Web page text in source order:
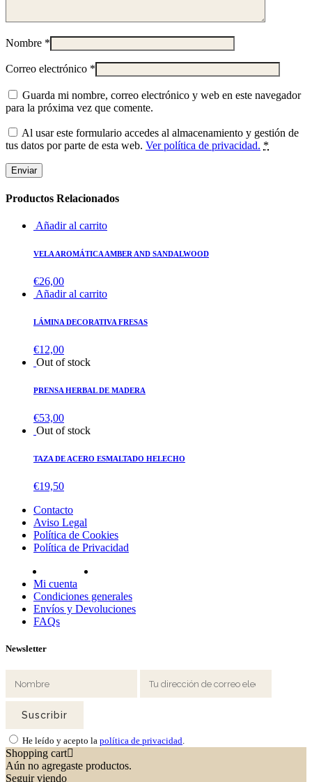
Nombre *
Correo electrónico *
Guarda mi nombre, correo electrónico y web en este navegador
para la próxima vez que comente.
Al usar este formulario accedes al almacenamiento y gestión de
tus datos por parte de esta web. Ver política de privacidad. *
Productos Relacionados
Añadir al carrito
VELA AROMÁTICA AMBER AND SANDALWOOD
€26,00
Añadir al carrito
LÁMINA DECORATIVA FRESAS
€12,00
Out of stock
PRENSA HERBAL DE MADERA
€53,00
Out of stock
TAZA DE ACERO ESMALTADO HELECHO
€19,50
Contacto
Aviso Legal
Política de Cookies
Política de Privacidad
Mi cuenta
Condiciones generales
Envíos y Devoluciones
FAQs
Newsletter
He leído y acepto la política de privacidad.
Shopping cart
Aún no agregaste productos.
Seguir viendo